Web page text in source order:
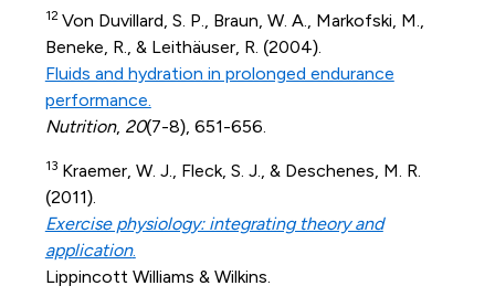
12 Von Duvillard, S. P., Braun, W. A., Markofski, M.,
Beneke, R., & Leithäuser, R. (2004).
Fluids and hydration in prolonged endurance
performance.
Nutrition, 20(7-8), 651-656.
13 Kraemer, W. J., Fleck, S. J., & Deschenes, M. R.
(2011).
Exercise physiology: integrating theory and
application.
Lippincott Williams & Wilkins.